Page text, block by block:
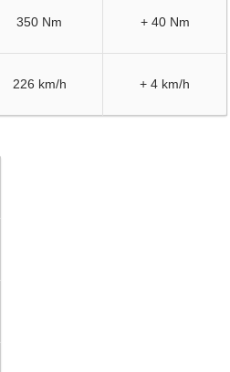
350 Nm + 40 Nm
226 km/h + 4 km/h